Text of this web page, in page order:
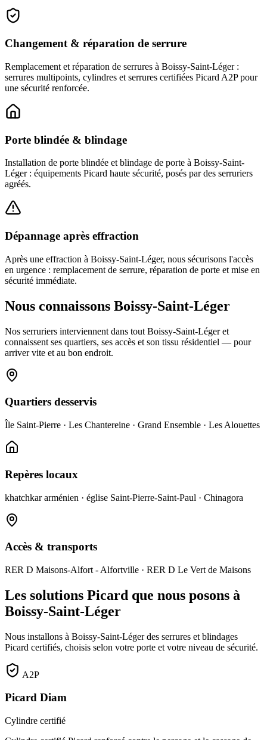
Changement & réparation de serrure
Remplacement et réparation de serrures à Boissy-Saint-Léger :
serrures multipoints, cylindres et serrures certifiées Picard A2P pour
une sécurité renforcée.
Porte blindée & blindage
Installation de porte blindée et blindage de porte à Boissy-Saint-
Léger : équipements Picard haute sécurité, posés par des serruriers
agréés.
Dépannage après effraction
Après une effraction à Boissy-Saint-Léger, nous sécurisons l'accès
en urgence : remplacement de serrure, réparation de porte et mise en
sécurité immédiate.
Nous connaissons Boissy-Saint-Léger
Nos serruriers interviennent dans tout Boissy-Saint-Léger et
connaissent ses quartiers, ses accès et son tissu résidentiel — pour
arriver vite et au bon endroit.
Quartiers desservis
Île Saint-Pierre · Les Chantereine · Grand Ensemble · Les Alouettes
Repères locaux
khatchkar arménien · église Saint-Pierre-Saint-Paul · Chinagora
Accès & transports
RER D Maisons-Alfort - Alfortville · RER D Le Vert de Maisons
Les solutions Picard que nous posons à
Boissy-Saint-Léger
Nous installons à Boissy-Saint-Léger des serrures et blindages
Picard certifiés, choisis selon votre porte et votre niveau de sécurité.
A2P
Picard Diam
Cylindre certifié